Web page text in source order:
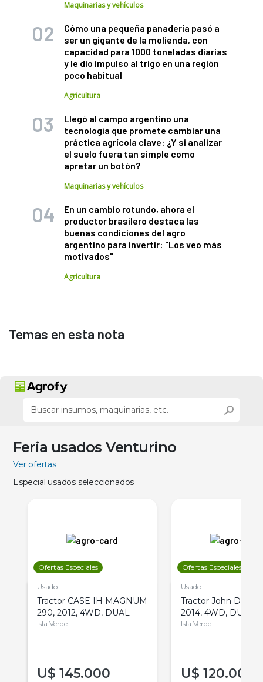
Maquinarias y vehículos
Cómo una pequeña panadería pasó a
ser un gigante de la molienda, con
capacidad para 1000 toneladas diarias
y le dio impulso al trigo en una región
poco habitual
Agricultura
Llegó al campo argentino una
tecnología que promete cambiar una
práctica agrícola clave: ¿Y si analizar
el suelo fuera tan simple como
apretar un botón?
Maquinarias y vehículos
En un cambio rotundo, ahora el
productor brasilero destaca las
buenas condiciones del agro
argentino para invertir: "Los veo más
motivados"
Agricultura
Temas en esta nota
Feria usados Venturino
Ver ofertas
Especial usados seleccionados
Ofertas Especiales
Usado
Tractor CASE IH MAGNUM
290, 2012, 4WD, DUAL
Isla Verde
U$ 145.000
Ofertas Especiales
Usado
Tractor John Deere
2014, 4WD, DUAL
Isla Verde
U$ 120.000